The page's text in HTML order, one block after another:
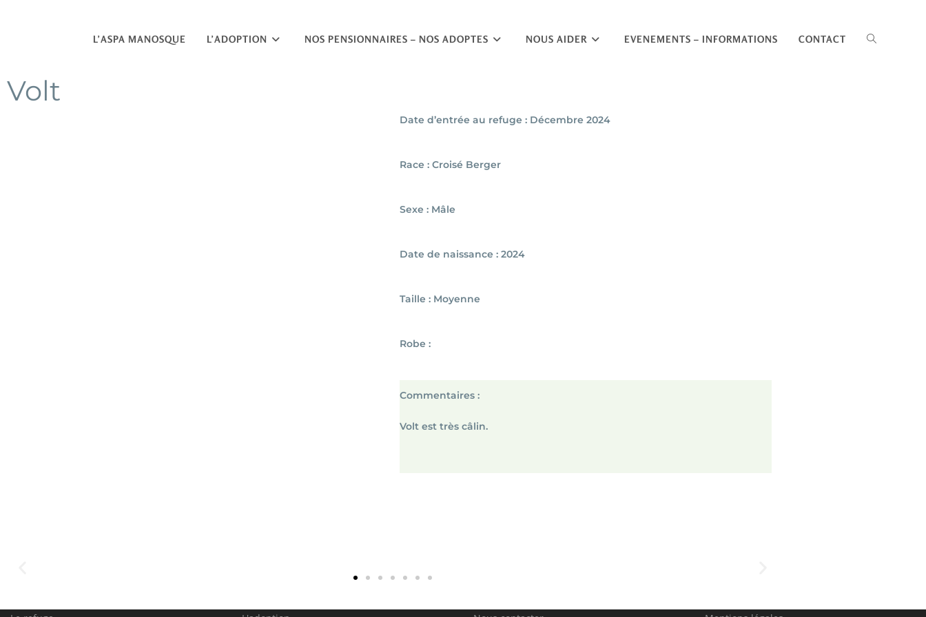
L’ASPA MANOSQUE L’ADOPTION NOS PENSIONNAIRES – NOS ADOPTES NOUS AIDER EVENEMENTS – INFORMATIONS CONTACT
Volt
Date d’entrée au refuge : Décembre 2024
Race : Croisé Berger
Sexe : Mâle
Date de naissance : 2024
Taille : Moyenne
Robe :
Commentaires :
Volt est très câlin.